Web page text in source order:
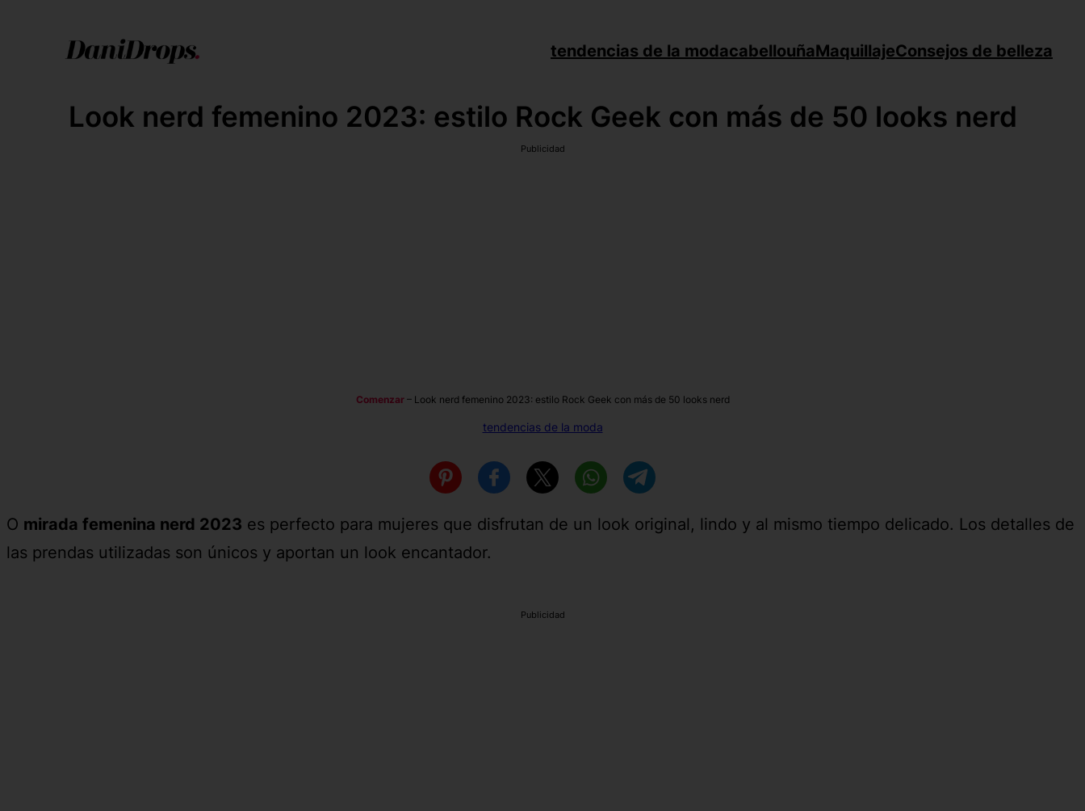
tendencias de la modacabellouñaMaquillajeConsejos de belleza
Look nerd femenino 2023: estilo Rock Geek con más de 50 looks nerd
Publicidad
Comenzar– Look nerd femenino 2023: estilo Rock Geek con más de 50 looks nerd
tendencias de la moda
O mirada femenina nerd 2023 es perfecto para mujeres que disfrutan de un look original, lindo y al mismo tiempo delicado. Los detalles de
las prendas utilizadas son únicos y aportan un look encantador.
Publicidad